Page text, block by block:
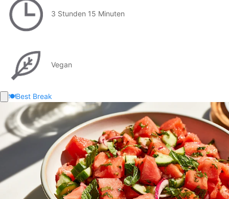
3 Stunden 15 Minuten
Vegan
🍽️Best Break